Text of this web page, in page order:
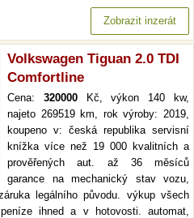
Zobrazit inzerát
Volkswagen Tiguan 2.0 TDI
Comfortline
Cena: 320000Kč, výkon 140 kw,
najeto 269519 km, rok výroby: 2019,
koupeno v: česká republika servisní
knížka více než 19 000 kvalitních a
prověřených aut. až 36 měsíců
garance na mechanický stav vozu,
legálního původu. výkup všech
ihned a v hotovosti. automat,